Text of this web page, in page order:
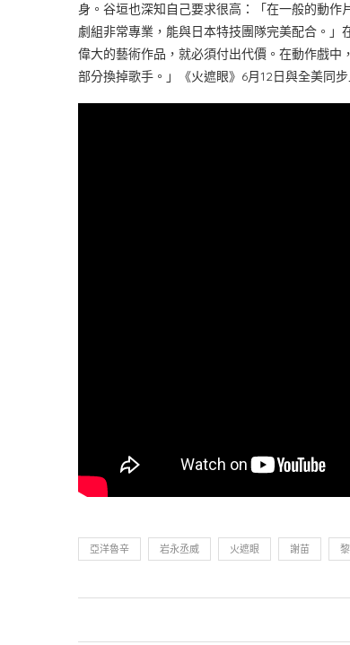
身。谷垣也深知自己要求很高：「在一般的動
劇組非常專業，能與日本特技團隊完美配合。
偉大的藝術作品，就必須付出代價。在動作戲
部分換掉歌手。」《火遮眼》6月12日與全美同步
亞洋魯辛 岩永丞威 火遮眼 謝苗